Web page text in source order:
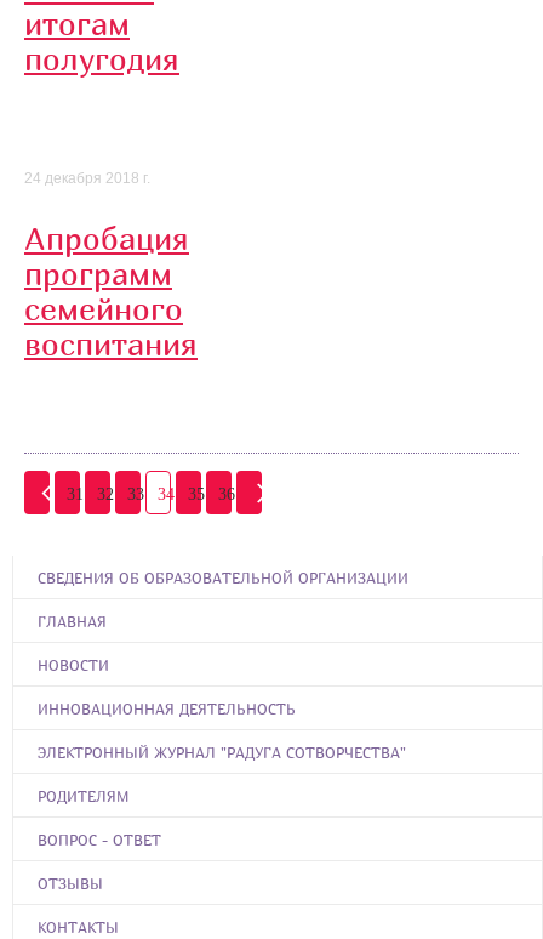
итогам
полугодия
24 декабря 2018 г.
Апробация
программ
семейного
воспитания
31 32 33 34 35 36
СВЕДЕНИЯ ОБ ОБРАЗОВАТЕЛЬНОЙ ОРГАНИЗАЦИИ
ГЛАВНАЯ
НОВОСТИ
ИННОВАЦИОННАЯ ДЕЯТЕЛЬНОСТЬ
ЭЛЕКТРОННЫЙ ЖУРНАЛ "РАДУГА СОТВОРЧЕСТВА"
РОДИТЕЛЯМ
ВОПРОС - ОТВЕТ
ОТЗЫВЫ
КОНТАКТЫ